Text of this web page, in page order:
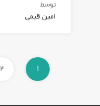
توسط
امین قیمی
1
2